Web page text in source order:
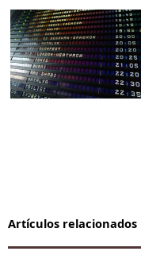
Artículos relacionados